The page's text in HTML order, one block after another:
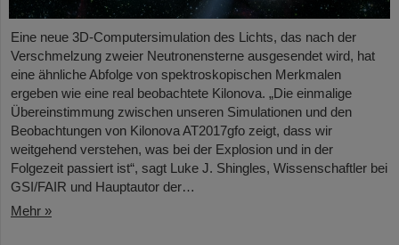
Eine neue 3D-Computersimulation des Lichts, das nach der
Verschmelzung zweier Neutronensterne ausgesendet wird, hat
eine ähnliche Abfolge von spektroskopischen Merkmalen
ergeben wie eine real beobachtete Kilonova. „Die einmalige
Übereinstimmung zwischen unseren Simulationen und den
Beobachtungen von Kilonova AT2017gfo zeigt, dass wir
weitgehend verstehen, was bei der Explosion und in der
Folgezeit passiert ist“, sagt Luke J. Shingles, Wissenschaftler bei
GSI/FAIR und Hauptautor der…
Mehr »